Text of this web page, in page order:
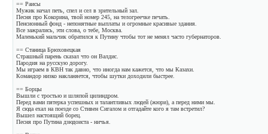
== Раисы
Мужик начал петь, спел и сел в зрительный зал.
Песня про Кокорина, твой номер 245, на телогреечке печать.
Пенсионный фонд - непонятные выплаты и огромные красивые здания.
Все зажрались, эти слова, о тебе, Москва.
Маленький мальчик обратился к Путину чтобы тот не менял часто губернаторов.
== Станица Брюховецкая
Страшный парень сказал что он Валдис.
Пародия на русскую дорогу.
Мы играем в КВН так давно, что иногда нам кажется, что мы Казахи.
Командор низко накланяется, чтобы шутки доходили быстрее.
== Борцы
Вышли с тростью и шляпой цилиндром.
Перед вами пятерка успешных и талантливых людей (жюри), а перед ними мы.
Я сюда ехал на поезде со Стивен Сигалом и отгадайте кого я там встретил?
Вышел настоящий борец.
Песня про Путина дзюдоиста - ничья.